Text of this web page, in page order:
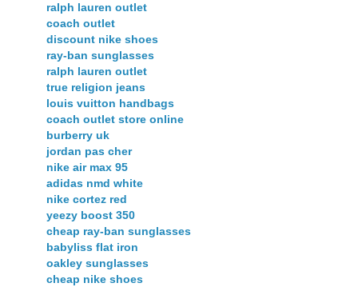
ralph lauren outlet
coach outlet
discount nike shoes
ray-ban sunglasses
ralph lauren outlet
true religion jeans
louis vuitton handbags
coach outlet store online
burberry uk
jordan pas cher
nike air max 95
adidas nmd white
nike cortez red
yeezy boost 350
cheap ray-ban sunglasses
babyliss flat iron
oakley sunglasses
cheap nike shoes